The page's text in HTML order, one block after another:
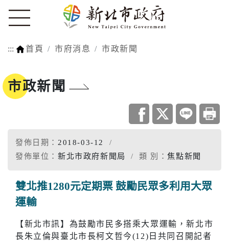
::: 首頁 市府消息 市政新聞
市政新聞
發佈日期： 2018-03-12
發佈單位： 新北市政府新聞局 類 別：焦點新聞
雙北推1280元定期票 鼓勵民眾多利用大眾
運輸
【新北市訊】為鼓勵市民多搭乘大眾運輸，新北市
長朱立倫與臺北市長柯文哲今(12)日共同召開記者